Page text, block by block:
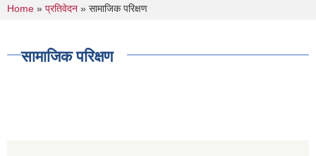
You are here
Home » प्रतिवेदन » सामाजिक परिक्षण
सामाजिक परिक्षण